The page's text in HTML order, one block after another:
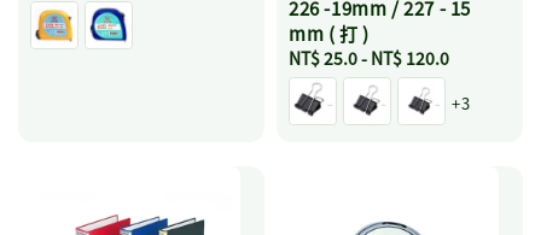
price
226 -19mm / 227 - 15
mm ( 打 )
Regular
price
NT$ 25.0- NT$ 120.0
+3